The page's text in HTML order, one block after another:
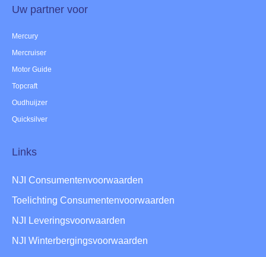
Uw partner voor
Mercury
Mercruiser
Motor Guide
Topcraft
Oudhuijzer
Quicksilver
Links
NJI Consumentenvoorwaarden
Toelichting Consumentenvoorwaarden
NJI Leveringsvoorwaarden
NJI Winterbergingsvoorwaarden